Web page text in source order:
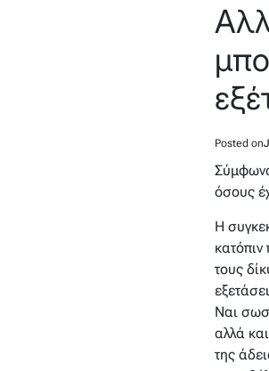
Posted on
όσους
Η
τους
Ναι
αλλά
της